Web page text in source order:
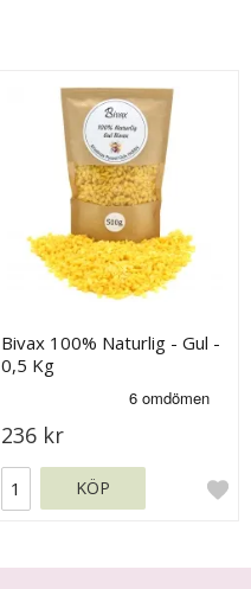
Bivax 100% Naturlig - Gul -
0,5 Kg
236 kr
KÖP